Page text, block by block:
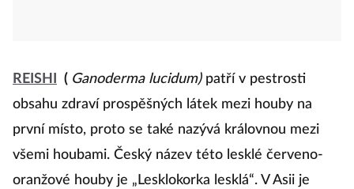
REISHI ( Ganoderma lucidum) patří v pestrosti
obsahu zdraví prospěšných látek mezi houby na
první místo, proto se také nazývá královnou mezi
všemi houbami. Český název této lesklé červeno-
oranžové houby je „Lesklokorka lesklá“. V Asii je